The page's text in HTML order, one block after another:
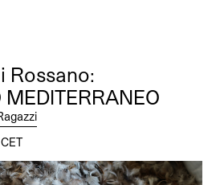
Rossano:
MEDITERRANEO